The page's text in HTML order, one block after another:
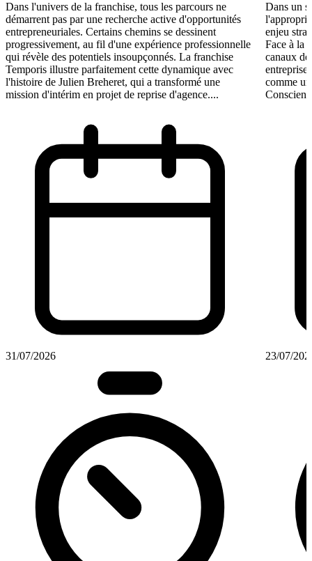
Dans l'univers de la franchise, tous les parcours ne
démarrent pas par une recherche active d'opportunités
entrepreneuriales. Certains chemins se dessinent
progressivement, au fil d'une expérience professionnelle
qui révèle des potentiels insoupçonnés. La franchise
Temporis illustre parfaitement cette dynamique avec
l'histoire de Julien Breheret, qui a transformé une
mission d'intérim en projet de reprise d'agence....
31/07/2026
Dans un
enjeu
Face à la
canaux
comme
Conscient
23/07/